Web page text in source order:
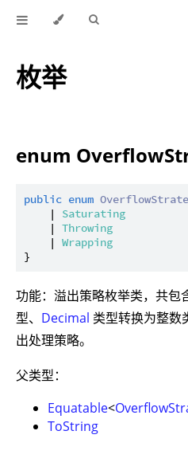
枚举
enum
public enum
    |
Saturating
    |
Throwing
    |
Wrapping
功能：溢出策略枚举类，共包
型、 Decimal 类型转换为整数
出处理策略。
父类型：
Equatable<
ToString